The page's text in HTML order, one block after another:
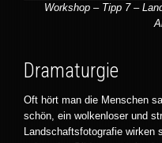
Workshop – Tipp 7 –
Dramaturgie
Oft hört man die Menschen
schön, ein wolkenloser und
Landschaftsfotografie wirken